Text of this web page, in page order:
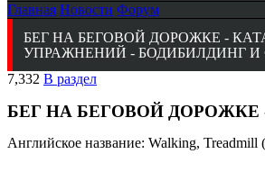
Главная Новости Форум
БЕГ НА БЕГОВОЙ ДОРОЖКЕ -
УПРАЖНЕНИЙ - БОДИБИЛДИНГ
7,332 В раздел
БЕГ НА БЕГОВОЙ
Английское название: Walking, Treadmill